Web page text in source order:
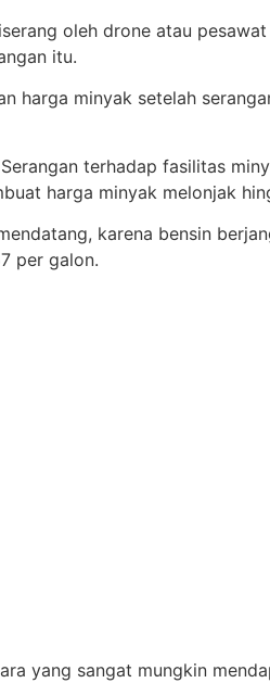
oleh drone atau
itu.
harga minyak setelah
terhadap fasilitas
harga minyak melonjak
karena bensin
per galon.
yang sangat mungkin